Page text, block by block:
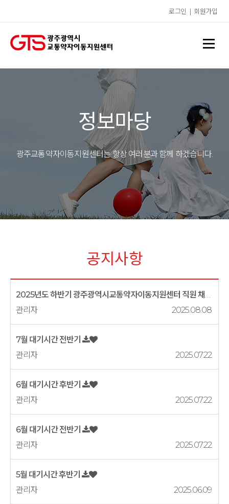
로그인 | 회원가입
정보마당
광주교통약자이동지원센터는 항상 여러분과 함께 하겠습니다.
공지사항
2025년도 하반기 광주광역시교통약자이동지원센터 직원 채용시험 시행계획 ...
관리자
2025.08.08
7월 대기시간 전반기
관리자
2025.07.22
6월 대기시간 후반기
관리자
2025.07.22
6월 대기시간 전반기
관리자
2025.07.22
5월 대기시간 후반기
관리자
2025.06.09